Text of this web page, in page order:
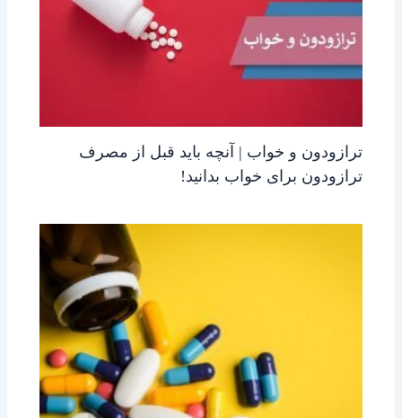
ترازودون و خواب | آنچه باید قبل از مصرف
ترازودون برای خواب بدانید!